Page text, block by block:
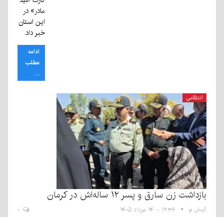
مادر» در
این استان
خبر داد.
ادامه
مطلب
...
انتظامی
بازداشت زن سارق و پسر ۱۲ ساله‌اش در کرمان
کرمان نو ۱۲:۳۶ - ۱۴ مرداد ۱۴۰۵